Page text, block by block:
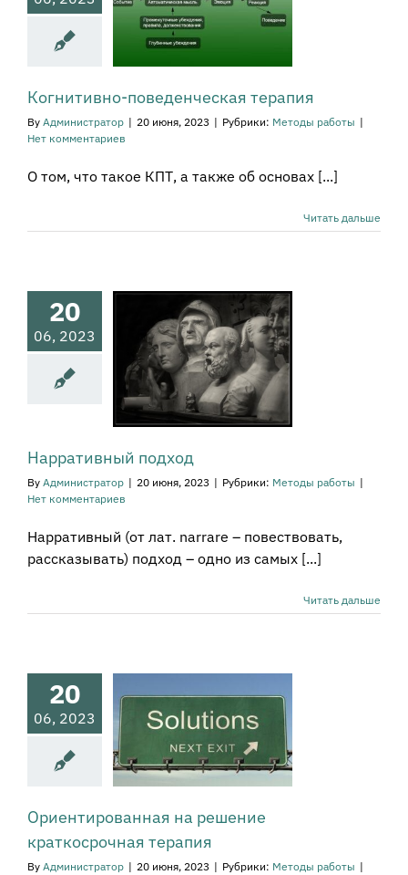
Когнитивно-поведенческая терапия
By Администратор | 20 июня, 2023 | Рубрики: Методы работы |
Нет комментариев
О том, что такое КПТ, а также об основах [...]
Читать дальше
20
06, 2023
Нарративный подход
By Администратор | 20 июня, 2023 | Рубрики: Методы работы |
Нет комментариев
Нарративный (от лат. narrare – повествовать,
рассказывать) подход – одно из самых [...]
Читать дальше
20
06, 2023
Ориентированная на решение
краткосрочная терапия
By Администратор | 20 июня, 2023 | Рубрики: Методы работы |